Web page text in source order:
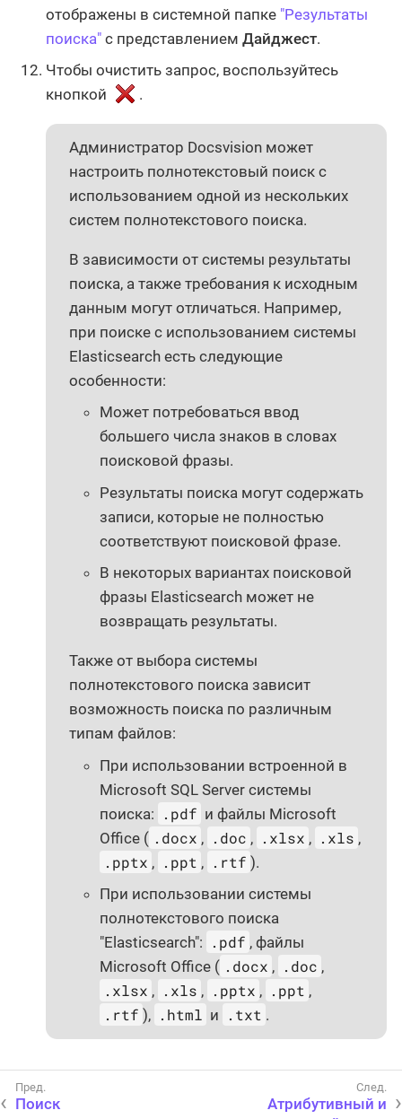
отображены в системной папке "Результаты
поиска" с представлением Дайджест.
Чтобы очистить запрос, воспользуйтесь
кнопкой
.
Администратор Docsvision может
настроить полнотекстовый поиск с
использованием одной из нескольких
систем полнотекстового поиска.
В зависимости от системы результаты
поиска, а также требования к исходным
данным могут отличаться. Например,
при поиске с использованием системы
Elasticsearch есть следующие
особенности:
Может потребоваться ввод
большего числа знаков в словах
поисковой фразы.
Результаты поиска могут содержать
записи, которые не полностью
соответствуют поисковой фразе.
В некоторых вариантах поисковой
фразы Elasticsearch может не
возвращать результаты.
Также от выбора системы
полнотекстового поиска зависит
возможность поиска по различным
типам файлов:
При использовании встроенной в
Microsoft SQL Server системы
поиска:
.pdf и файлы Microsoft
Office ( .docx , .doc , .xlsx , .xls ,
.pptx , .ppt , .rtf ).
При использовании системы
полнотекстового поиска
"Elasticsearch":
.pdf , файлы
Microsoft Office ( .docx , .doc ,
.xlsx , .xls , .pptx , .ppt ,
.rtf ), .html и .txt .
Поиск
Атрибутивный и